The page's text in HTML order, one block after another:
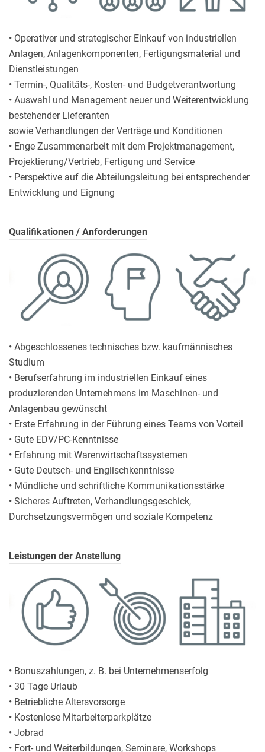
• Operativer und strategischer Einkauf von industriellen
Anlagen, Anlagenkomponenten, Fertigungsmaterial und
Dienstleistungen
• Termin-, Qualitäts-, Kosten- und Budgetverantwortung
• Auswahl und Management neuer und Weiterentwicklung
bestehender Lieferanten
sowie Verhandlungen der Verträge und Konditionen
• Enge Zusammenarbeit mit dem Projektmanagement,
Projektierung/Vertrieb, Fertigung und Service
• Perspektive auf die Abteilungsleitung bei entsprechender
Entwicklung und Eignung
Qualifikationen / Anforderungen
• Abgeschlossenes technisches bzw. kaufmännisches
Studium
• Berufserfahrung im industriellen Einkauf eines
produzierenden Unternehmens im Maschinen- und
Anlagenbau gewünscht
• Erste Erfahrung in der Führung eines Teams von Vorteil
• Gute EDV/PC-Kenntnisse
• Erfahrung mit Warenwirtschaftssystemen
• Gute Deutsch- und Englischkenntnisse
• Mündliche und schriftliche Kommunikationsstärke
• Sicheres Auftreten, Verhandlungsgeschick,
Durchsetzungsvermögen und soziale Kompetenz
Leistungen der Anstellung
• Bonuszahlungen, z. B. bei Unternehmenserfolg
• 30 Tage Urlaub
• Betriebliche Altersvorsorge
• Kostenlose Mitarbeiterparkplätze
• Jobrad
• Fort- und Weiterbildungen, Seminare, Workshops